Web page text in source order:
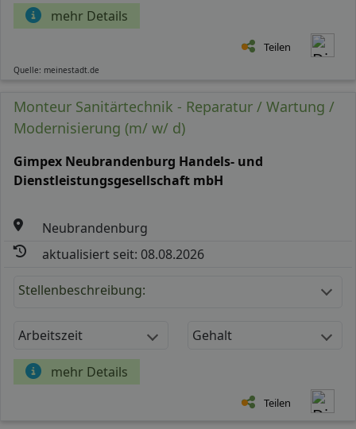
mehr Details
Teilen
Quelle: meinestadt.de
Monteur Sanitärtechnik - Reparatur / Wartung /
Modernisierung (m/ w/ d)
Gimpex Neubrandenburg Handels- und
Dienstleistungsgesellschaft mbH
Neubrandenburg
aktualisiert seit: 08.08.2026
Stellenbeschreibung:
Arbeitszeit Gehalt
mehr Details
Teilen